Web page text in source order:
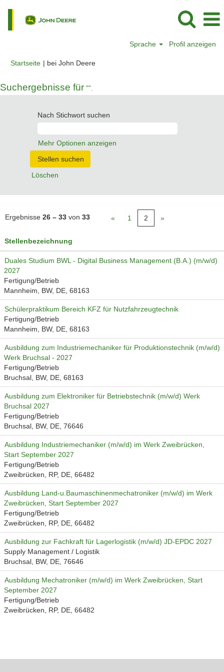
Sprache Profil anzeigen
Startseite | bei John Deere(aktuelle
Suchergebnisse für "".
Nach Stichwort suchen
Mehr Optionen anzeigen
Löschen
Ergebnisse 26 – 33 von 33 « 1 2 »
Stellenbezeichnung
Duales Studium BWL - Digital Business Management (B.A.) (m/w/d)
2027
Fertigung/Betrieb
Mannheim, BW, DE, 68163
Schülerpraktikum Bereich KFZ für Nutzfahrzeugtechnik
Fertigung/Betrieb
Mannheim, BW, DE, 68163
Ausbildung zum Industriemechaniker für Produktionstechnik (m/w/d)
Werk Bruchsal - 2027
Fertigung/Betrieb
Bruchsal, BW, DE, 68163
Ausbildung zum Elektroniker für Betriebstechnik (m/w/d) Werk
Bruchsal 2027
Fertigung/Betrieb
Bruchsal, BW, DE, 76646
Ausbildung Industriemechaniker (m/w/d) im Werk Zweibrücken,
Start September 2027
Fertigung/Betrieb
Zweibrücken, RP, DE, 66482
Ausbildung Land-u.Baumaschinenmechatroniker (m/w/d) im Werk
Zweibrücken, Start September 2027
Fertigung/Betrieb
Zweibrücken, RP, DE, 66482
Ausbildung zur Fachkraft für Lagerlogistik (m/w/d) JD-EPDC 2027
Supply Management / Logistik
Bruchsal, BW, DE, 76646
Ausbildung Mechatroniker (m/w/d) im Werk Zweibrücken, Start
September 2027
Fertigung/Betrieb
Zweibrücken, RP, DE, 66482